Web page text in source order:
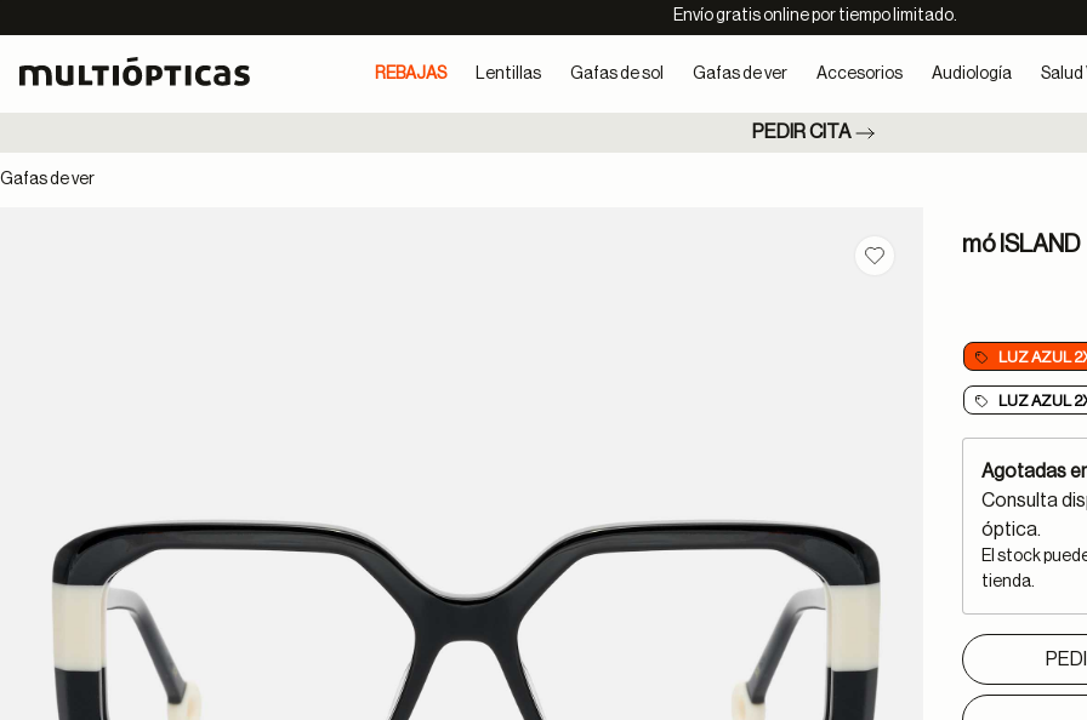
Envío gratis online por tiempo limitado.
REBAJAS Lentillas Gafas de sol Gafas de ver Accesorios Audiología Salud
PEDIR CITA
Gafas de ver
Guardar en favoritos
mó ISLAND
LUZ AZUL
LUZ AZUL
Agotadas
Consulta
óptica.
El stock
tienda.